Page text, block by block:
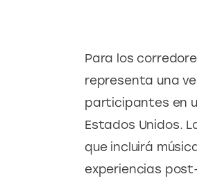
Para los
representa una
participantes en
Estados Unidos.
que incluirá
experiencias